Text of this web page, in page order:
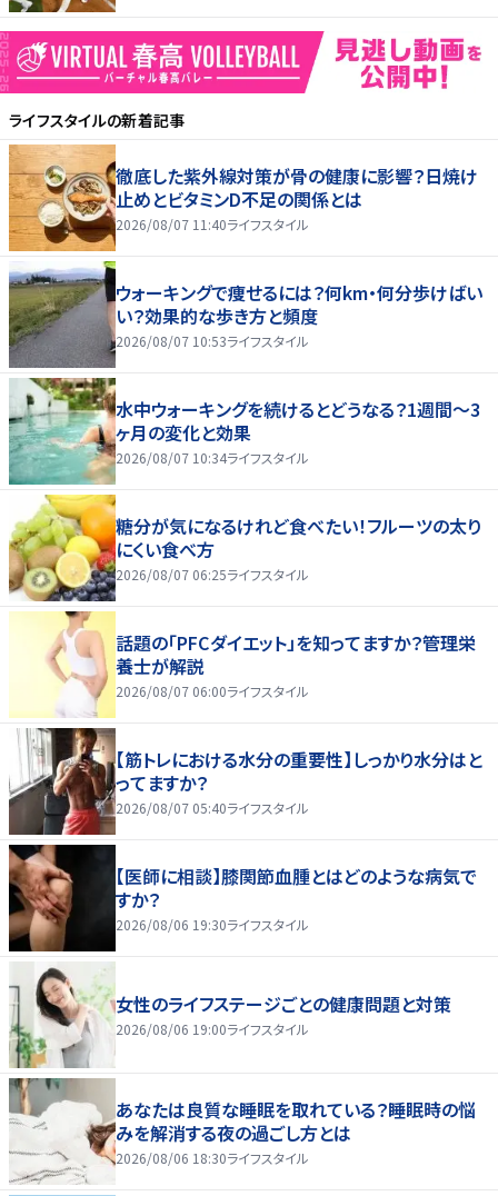
ライフスタイルの新着記事
徹底した紫外線対策が骨の健康に影響？日焼け
止めとビタミンD不足の関係とは
2026/08/07 11:40ライフスタイル
ウォーキングで痩せるには？何km・何分歩けばい
い？効果的な歩き方と頻度
2026/08/07 10:53ライフスタイル
水中ウォーキングを続けるとどうなる？1週間～3
ヶ月の変化と効果
2026/08/07 10:34ライフスタイル
糖分が気になるけれど食べたい！フルーツの太り
にくい食べ方
2026/08/07 06:25ライフスタイル
話題の「PFCダイエット」を知ってますか？管理栄
養士が解説
2026/08/07 06:00ライフスタイル
【筋トレにおける水分の重要性】しっかり水分はと
ってますか？
2026/08/07 05:40ライフスタイル
【医師に相談】膝関節血腫とはどのような病気で
すか？
2026/08/06 19:30ライフスタイル
女性のライフステージごとの健康問題と対策
2026/08/06 19:00ライフスタイル
あなたは良質な睡眠を取れている？睡眠時の悩
みを解消する夜の過ごし方とは
2026/08/06 18:30ライフスタイル